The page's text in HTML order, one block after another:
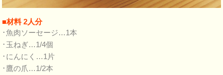
■材料 2人分
･魚肉ソーセージ…1本
･玉ねぎ…1/4個
･にんにく…1片
･鷹の爪…1/2本